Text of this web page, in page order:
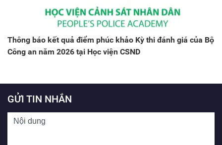
Thông báo kết quả điểm phúc khảo Kỳ thi đánh giá của Bộ
Công an năm 2026 tại Học viện CSND
GỬI TIN NHẮN